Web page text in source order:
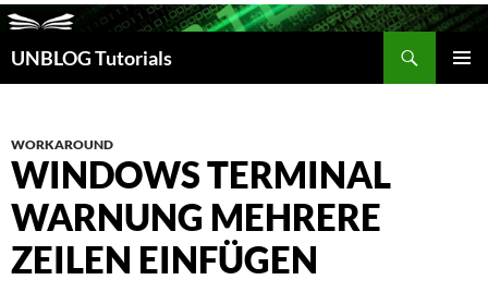
UNBLOG Tutorials
Suchen
WORKAROUND
WINDOWS TERMINAL
WARNUNG MEHRERE
ZEILEN EINFÜGEN